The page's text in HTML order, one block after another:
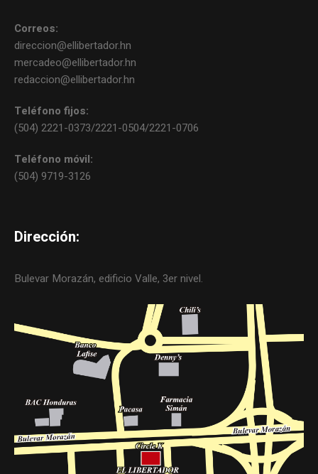
Correos:
direccion@ellibertador.hn
mercadeo@ellibertador.hn
redaccion@ellibertador.hn
Teléfono fijos:
(504) 2221-0373/2221-0504/2221-0706
Teléfono móvil:
(504) 9719-3126
Dirección:
Bulevar Morazán, edificio Valle, 3er nivel.